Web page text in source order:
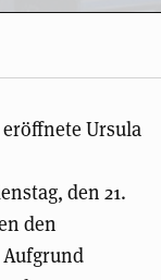
Ursula
den 21.
den